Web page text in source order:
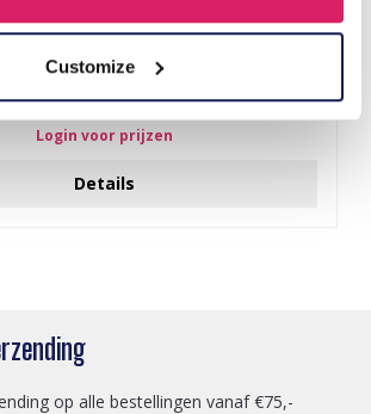
Customize
Login voor prijzen
Details
op alle bestellingen vanaf €75,-